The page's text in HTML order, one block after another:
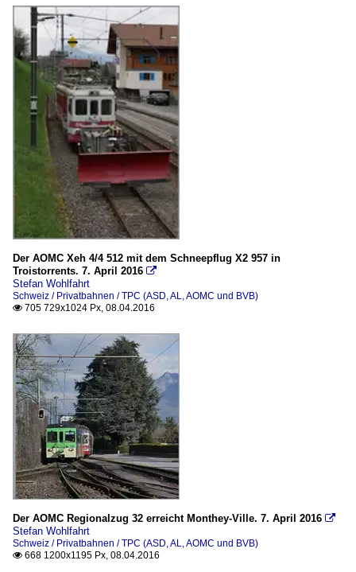
Der AOMC Xeh 4/4 512 mit dem Schneepflug X2 957 in
Troistorrents. 7. April 2016 
Stefan Wohlfahrt
Schweiz / Privatbahnen / TPC (ASD, AL, AOMC und BVB)
 705 729x1024 Px, 08.04.2016
Der AOMC Regionalzug 32 erreicht Monthey-Ville. 7. April 2016 
Stefan Wohlfahrt
Schweiz / Privatbahnen / TPC (ASD, AL, AOMC und BVB)
 668 1200x1195 Px, 08.04.2016